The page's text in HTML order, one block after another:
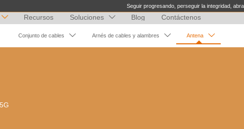
Seguir progresando, perseguir la integridad,
 Recursos Soluciones  Blog Contáctenos
Conjunto de cables  Arnés de cables y alambres  Antena 